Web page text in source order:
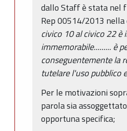
dallo Staff è stata nel
Rep 00514/2013 nella
civico 10 al civico 22 è
immemorabile......... è
conseguentemente la
tutelare l'uso pubblico
Per le motivazioni
parola sia
opportuna specifica;